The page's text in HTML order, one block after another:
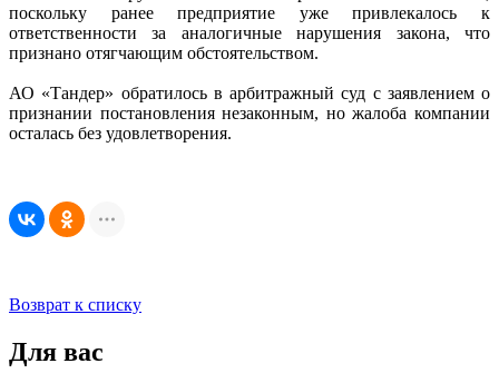
поскольку ранее предприятие уже привлекалось к
ответственности за аналогичные нарушения закона, что
признано отягчающим обстоятельством.
АО «Тандер» обратилось в арбитражный суд с заявлением о
признании постановления незаконным, но жалоба компании
осталась без удовлетворения.
Возврат к списку
Для вас